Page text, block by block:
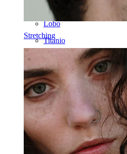
Stretching
Banane
Lobo
Titanio